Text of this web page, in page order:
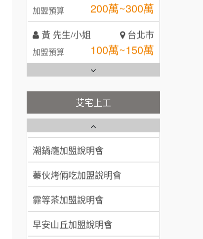
黃 先生/小姐 台北市
加盟預算 100萬~150萬
林 先生/小姐 屏東縣
加盟預算 100萬 ~ 200萬
吳 先生/小姐 屏東縣
100萬~200萬
周 先生/小姐 台北
加盟預算 100萬 ~150萬
徐 先生/小姐
加盟預算 50萬~75萬
何 先生/小姐 台南
加盟預算 100萬~300萬
艾宅上工
拾鑶火鍋加盟說明會
全家加盟說明會
台灣G湯加盟說明會
NU PASTA義大利麵加盟說明
會
潮鍋癮加盟說明會
蓁伙烤倆吃加盟說明會
霏等茶加盟說明會
早安山丘加盟說明會
冰封仙果加盟說明會
藍象廷泰式火鍋加盟說明會
日十。早午食加盟說明會
上宇林加盟說明會
莫尼早餐Morni加盟說明會
手作功夫茶加盟說明會
SHARE TEA歇腳亭加盟說明會